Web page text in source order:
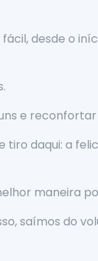
desde o
e
tiro daqui: a
maneira
saímos do